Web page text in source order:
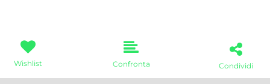
Wishlist Confronta Condividi